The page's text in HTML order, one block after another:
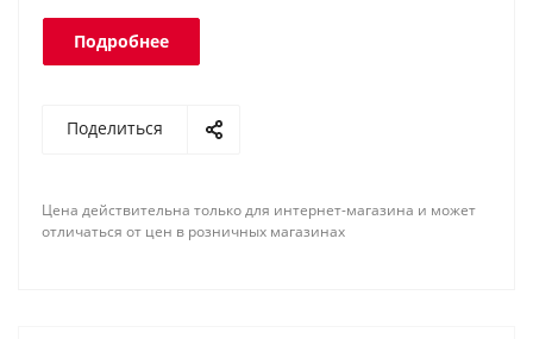
формирование отчетности и другие опции. Пакет
упрощает анализ продаж и обслуживания
супермаркетов, онлайн-ритейла.
Подробнее
Поделиться
Цена действительна только для интернет-магазина и может
отличаться от цен в розничных магазинах